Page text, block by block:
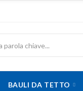
BAULI DA TETTO